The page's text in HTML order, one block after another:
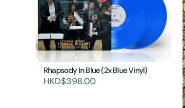
Rhapsody In Blue (2x Blue Vinyl)
HKD$398.00